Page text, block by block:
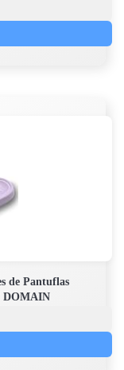
de Pantuflas
DOMAIN